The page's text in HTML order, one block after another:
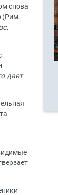
снова
(Рим.
дает